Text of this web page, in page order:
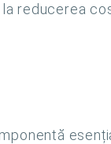
reducerea